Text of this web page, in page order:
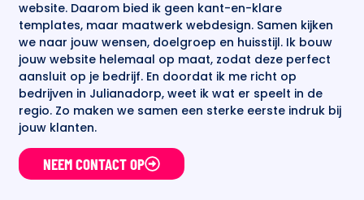
website. Daarom bied ik geen kant-en-klare
templates, maar maatwerk webdesign. Samen kijken
we naar jouw wensen, doelgroep en huisstijl. Ik bouw
jouw website helemaal op maat, zodat deze perfect
aansluit op je bedrijf. En doordat ik me richt op
bedrijven in Julianadorp, weet ik wat er speelt in de
regio. Zo maken we samen een sterke eerste indruk bij
jouw klanten.
NEEM CONTACT OP